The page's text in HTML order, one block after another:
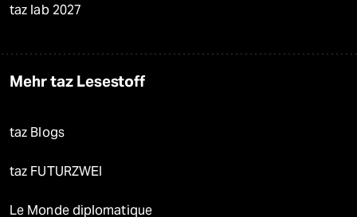
taz lab 2027
Mehr taz Lesestoff
taz Blogs
taz FUTURZWEI
Le Monde diplomatique